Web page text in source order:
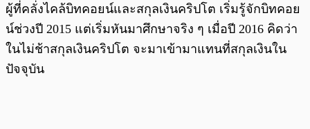
ผู้ที่คลั่งไคล้บิทคอยน์และสกุลเงินคริปโต เริ่มรู้จักบิทคอย
น์ช่วงปี 2015 แต่เริ่มหันมาศึกษาจริง ๆ เมื่อปี 2016 คิดว่า
ในไม่ช้าสกุลเงินคริปโต จะมาเข้ามาแทนที่สกุลเงินใน
ปัจจุบัน